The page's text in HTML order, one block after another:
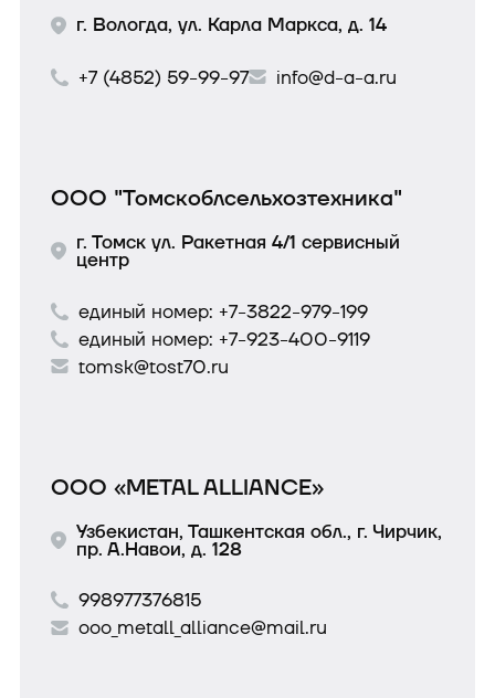
г. Вологда, ул. Карла Маркса, д. 14
+7 (4852) 59-99-97 info@d-a-a.ru
ООО "Томскоблсельхозтехника"
г. Томск ул. Ракетная 4/1 сервисный
центр
единый номер: +7-3822-979-199
единый номер: +7-923-400-9119
tomsk@tost70.ru
ООО «METAL ALLIANCE»
Узбекистан, Ташкентская обл., г. Чирчик,
пр. А.Навои, д. 128
998977376815
ooo_metall_alliance@mail.ru